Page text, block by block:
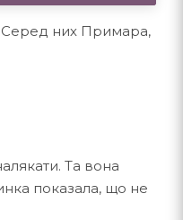
Серед них Примара,
Та вона
показала, що не